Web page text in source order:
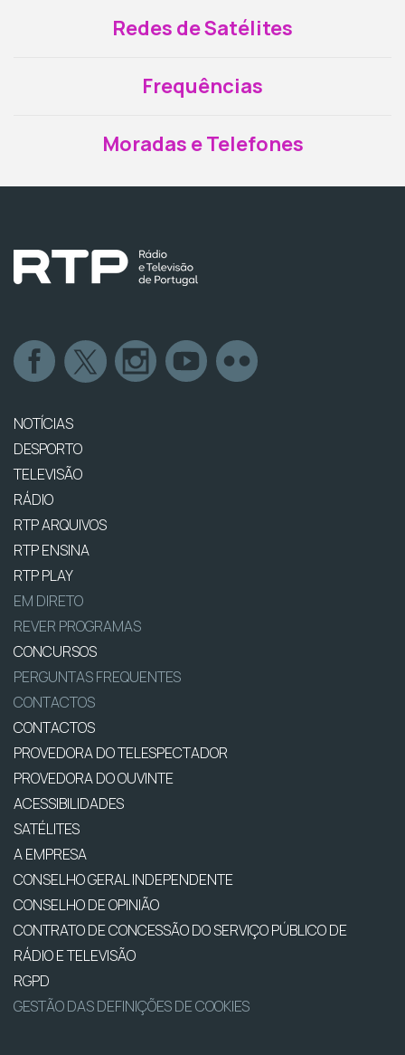
Redes de Satélites
Frequências
Moradas e Telefones
NOTÍCIAS
DESPORTO
TELEVISÃO
RÁDIO
RTP ARQUIVOS
RTP ENSINA
RTP PLAY
EM DIRETO
REVER PROGRAMAS
CONCURSOS
PERGUNTAS FREQUENTES
CONTACTOS
CONTACTOS
PROVEDORA DO TELESPECTADOR
PROVEDORA DO OUVINTE
ACESSIBILIDADES
SATÉLITES
A EMPRESA
CONSELHO GERAL INDEPENDENTE
CONSELHO DE OPINIÃO
CONTRATO DE CONCESSÃO DO SERVIÇO PÚBLICO DE
RÁDIO E TELEVISÃO
RGPD
GESTÃO DAS DEFINIÇÕES DE COOKIES